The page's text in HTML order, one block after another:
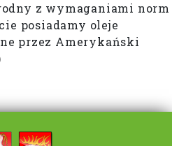
z wymaganiami norm
posiadamy oleje
przez Amerykański